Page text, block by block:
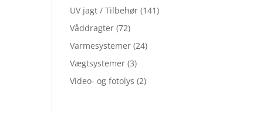
UV jagt / Tilbehør (141)
Våddragter (72)
Varmesystemer (24)
Vægtsystemer (3)
Video- og fotolys (2)